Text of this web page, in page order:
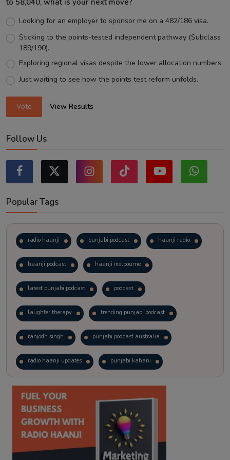
Looking for an employer to sponsor me on a 482/186 visa.
Sticking to the points-tested independent pathway (Subclass
189/190).
Exploring regional visas despite the lower allocation numbers.
Just waiting to see how the points test reform unfolds.
Vote View Results
Follow Us
Popular Tags
radio haanji punjabi podcast haanji radio
haanji podcast haanji melbourne
latest punjabi podcast podcast
laughter therapy trending punjabi podcast
ranjodh singh punjabi podcast australia
radio haanji updates punjabi kahani
kitaab kahani punjabi story